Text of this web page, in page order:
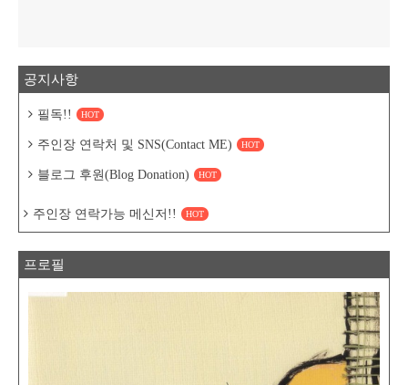
공지사항
필독!! HOT
주인장 연락처 및 SNS(Contact ME) HOT
블로그 후원(Blog Donation) HOT
주인장 연락가능 메신저!! HOT
프로필